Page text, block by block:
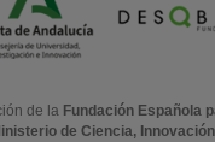
de la Fundación Española
de Ciencia,